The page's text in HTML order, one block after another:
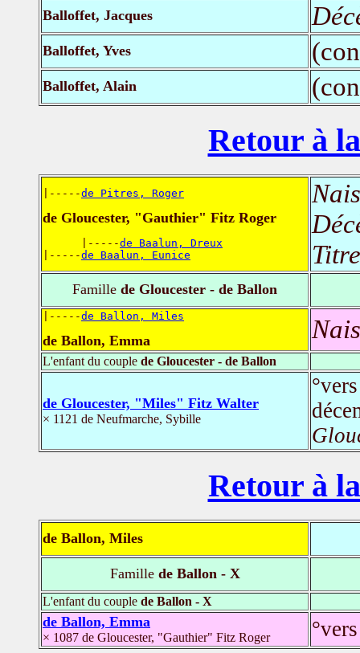
Balloffet, Jacques
Balloffet, Yves
Balloffet, Alain
Retour à
|-----de Pitres, Roger
de Gloucester, "Gauthier" Fitz Roger
      |-----
de Baalun, Dreux
|-----de Baalun, Eunice
Famille de Gloucester - de Ballon
|-----de Ballon, Miles
de Ballon, Emma
L'enfant du couple de Gloucester - de Ballon
de Gloucester, "Miles" Fitz Walter
× 1121 de Neufmarche, Sybille
Retour à
de Ballon, Miles
Famillede Ballon - X
L'enfant du couple de Ballon - X
de Ballon, Emma
× 1087 de Gloucester, "Gauthier" Fitz Roger